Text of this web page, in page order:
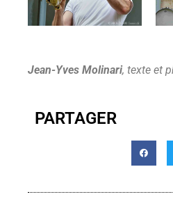
Jean-Yves Molinari, texte et
PARTAGER